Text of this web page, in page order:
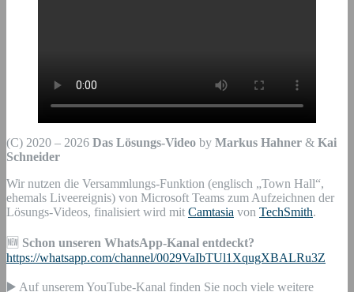
(C) 2020 – 2026 Das Lösungs-Video by Markus Hahner & Kai
Schneider
Wir nutzen die Versammlungs-Funktion (englisch „Town Hall“,
ehemals Liveereignis) von Microsoft Teams zum Aufzeichnen der
Lösungs-Videos, finalisiert wird mit Camtasia von TechSmith.
🆕 Schon unseren WhatsApp-Kanal entdeckt?
https://whatsapp.com/channel/0029VaIbTUl1XqugXBALRu3Z
▶️ Auf unserem YouTube-Kanal finden Sie noch viele weitere